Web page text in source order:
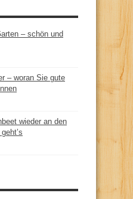
– schön und
– woran Sie gute
wieder an den